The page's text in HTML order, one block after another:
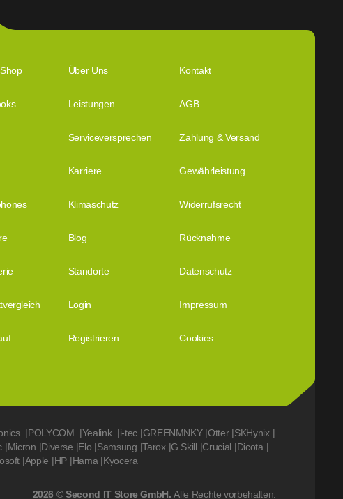
Über Uns Kontakt
Leistungen AGB
Serviceversprechen Zahlung & Versand
Karriere Gewährleistung
Klimaschutz Widerrufsrecht
Blog Rücknahme
Standorte Datenschutz
Login Impressum
Registrieren Cookies
|POLYCOM |Yealink |i-tec |GREENMNKY |Otter |SKHynix |
|Micron |Diverse |Elo |Samsung |Tarox |G.Skill |Crucial |Dicota |
|Apple |HP |Hama |Kyocera
2026 © Second IT Store GmbH.Alle Rechte vorbehalten.